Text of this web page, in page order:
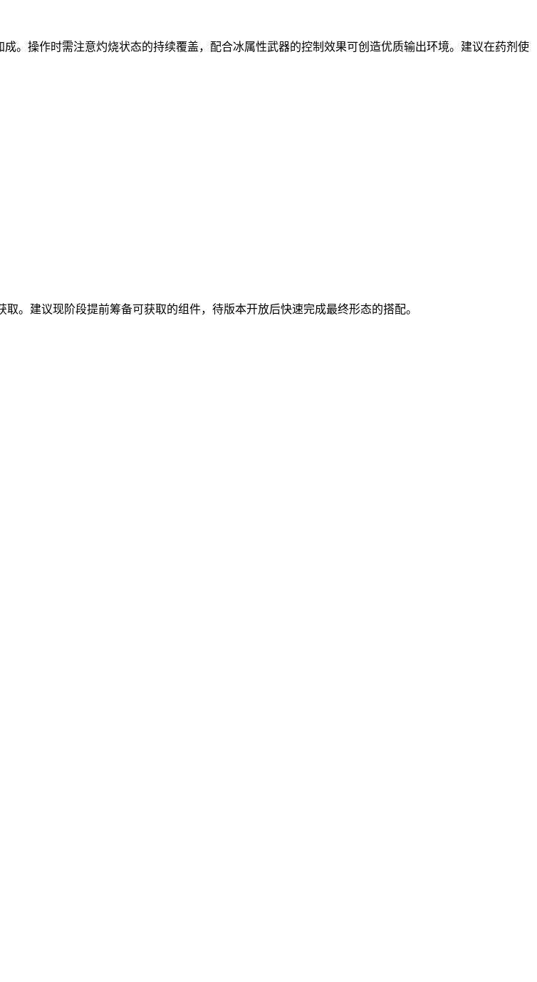
。操作时需注意灼烧状态的持续覆盖，配合冰属性武器的控制效果可创造优质输出环境。建议在药剂使
。建议现阶段提前筹备可获取的组件，待版本开放后快速完成最终形态的搭配。